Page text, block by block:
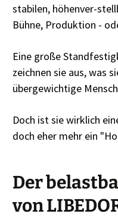
stabilen, höhenver-
Bühne, Produktion -
Eine große
zeichnen sie aus, was
übergewichtige
Doch ist sie wirklich
doch eher mehr ein
Der
von